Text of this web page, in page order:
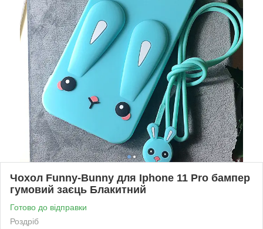
Чохол Funny-Bunny для Iphone 11 Pro бампер
гумовий заєць Блакитний
Готово до відправки
Роздріб